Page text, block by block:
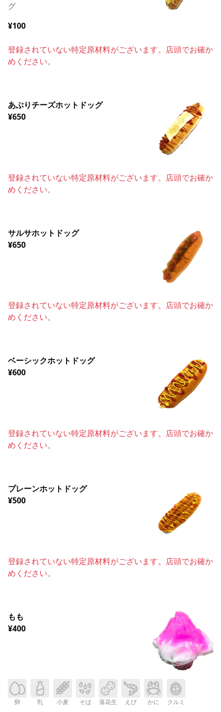
グ
¥100
登録されていない特定原材料がございます。店頭でお確か
めください。
あぶりチーズホットドッグ
¥650
登録されていない特定原材料がございます。店頭でお確か
めください。
サルサホットドッグ
¥650
登録されていない特定原材料がございます。店頭でお確か
めください。
ベーシックホットドッグ
¥600
登録されていない特定原材料がございます。店頭でお確か
めください。
プレーンホットドッグ
¥500
登録されていない特定原材料がございます。店頭でお確か
めください。
もも
¥400
卵 乳 小麦 そば 落花生 えび かに クルミ